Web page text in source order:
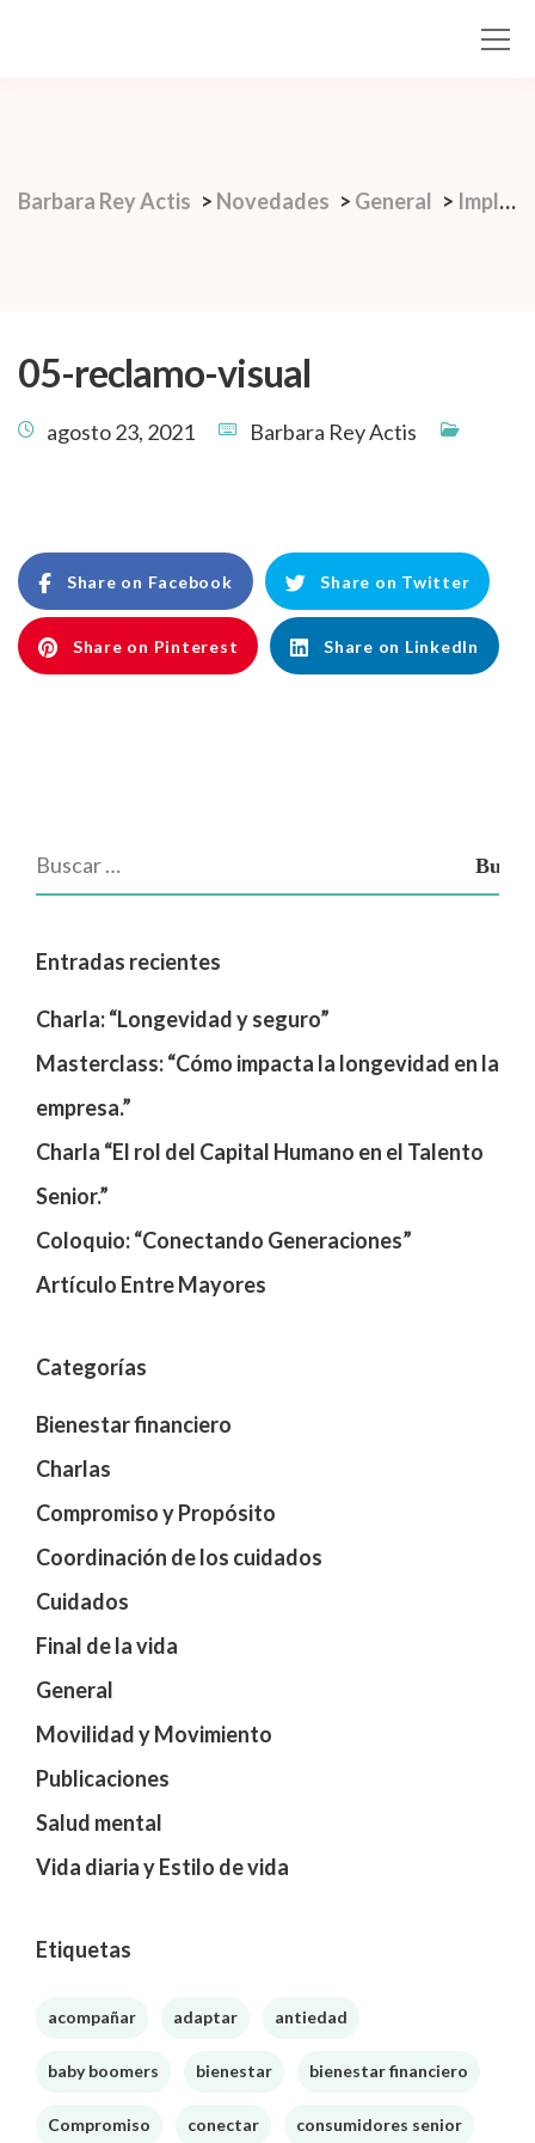
Barbara Rey Actis > Novedades > General > Implementa pequeños hábitos para gestionar tu longevidad
05-reclamo-visual
agosto 23, 2021 Barbara Rey Actis
Share on Facebook Share on Twitter
Share on Pinterest Share on LinkedIn
Entradas recientes
Charla: “Longevidad y seguro”
Masterclass: “Cómo impacta la longevidad en la
empresa.”
Charla “El rol del Capital Humano en el Talento
Senior.”
Coloquio: “Conectando Generaciones”
Artículo Entre Mayores
Categorías
Bienestar financiero
Charlas
Compromiso y Propósito
Coordinación de los cuidados
Cuidados
Final de la vida
General
Movilidad y Movimiento
Publicaciones
Salud mental
Vida diaria y Estilo de vida
Etiquetas
acompañar adaptar antiedad
baby boomers bienestar bienestar financiero
Compromiso conectar consumidores senior